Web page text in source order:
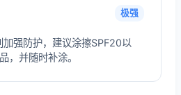
极强
强防护，建议涂擦SPF20以
，并随时补涂。